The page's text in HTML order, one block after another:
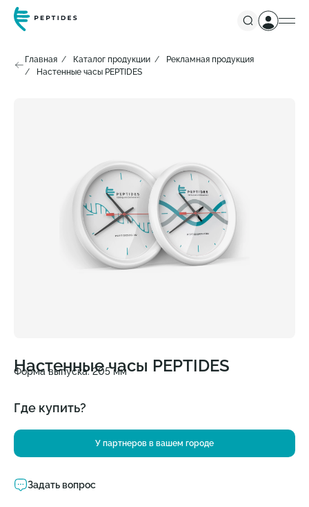
Главная Каталог продукции
Рекламная продукция
Настенные часы PEPTIDES
Настенные часы PEPTIDES
Форма выпуска: 205 мм
Где купить?
У партнеров в вашем городе
Задать вопрос